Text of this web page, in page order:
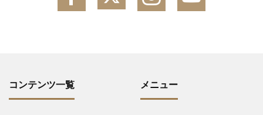
コンテンツ一覧 メニュー